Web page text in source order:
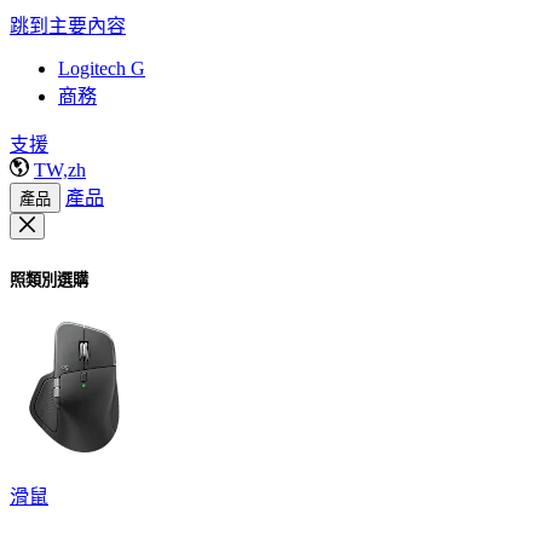
跳到主要內容
Logitech G
商務
支援
TW,zh
產品 產品
照類別選購
滑鼠